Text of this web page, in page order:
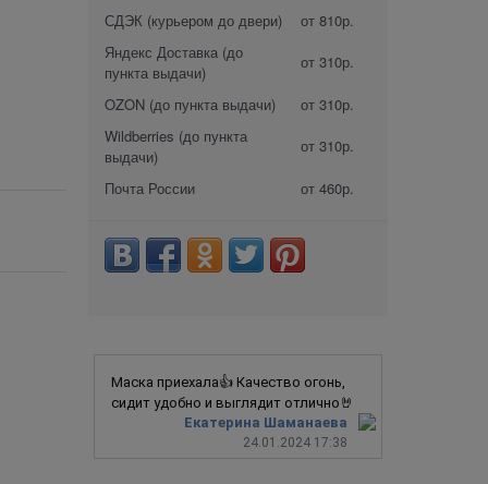
СДЭК (курьером до двери)
от 810р.
Яндекс Доставка (до
пункта выдачи)
от 310р.
OZON (до пункта выдачи)
от 310р.
Wildberries (до пункта
выдачи)
от 310р.
Почта России от 460р.
Екатерина Шаманаева
24.01.2024 17:38
Маска приехала👍 Качество огонь,
сидит удобно и выглядит отлично🤘